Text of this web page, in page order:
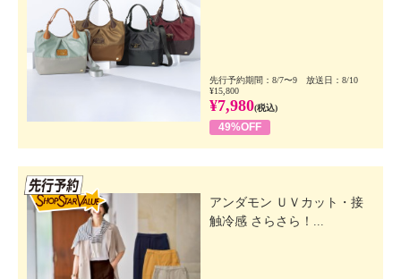
先行予約期間：8/7〜9 放送日：8/10
¥15,800
¥7,980(税込)
49%OFF
アンダモン ＵＶカット・接
触冷感 さらさら！...